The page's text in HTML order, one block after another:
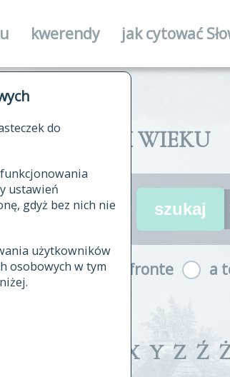
do
ustawień
gdyż bez nich nie
użytkowników
osobowych w tym
źródłowych
kwerendy jak cytować
XVII I XVIII WIEKU
a fronte a
X Y Z Ź